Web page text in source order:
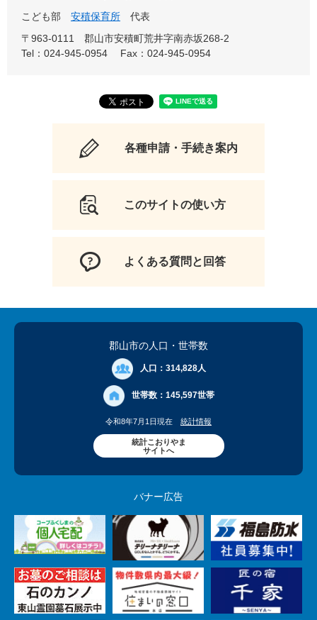
こども部 安積保育所
代表
〒963-0111
郡山市安積町荒井字南赤坂268-2
Tel：024-945-0954
Fax：024-945-0954
各種申請・手続き案内
このサイトの使い方
よくある質問と回答
郡山市の人口 ・世帯数
人口： 314,828人
世帯数： 145,597世帯
令和8年7月1日現在 統計情報
統計こおりやま
サイトへ
バナー広告